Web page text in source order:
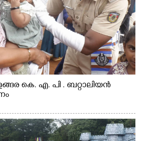
കെ. എ. പി . ബറ്റാലിയൻ